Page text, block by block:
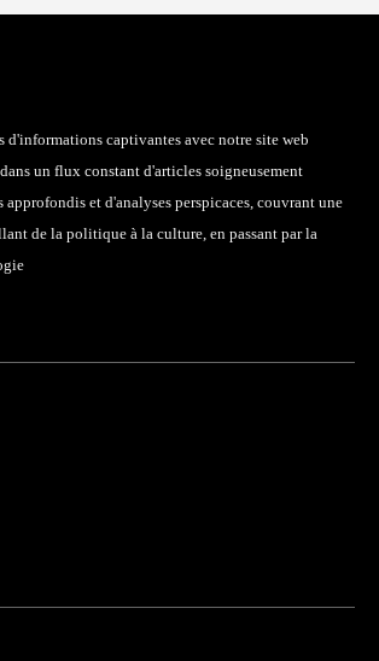
d'informations captivantes avec notre site web
un flux constant d'articles soigneusement
approfondis et d'analyses perspicaces, couvrant une
de la politique à la culture, en passant par la